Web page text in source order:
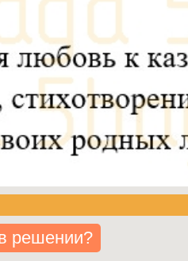
решении?